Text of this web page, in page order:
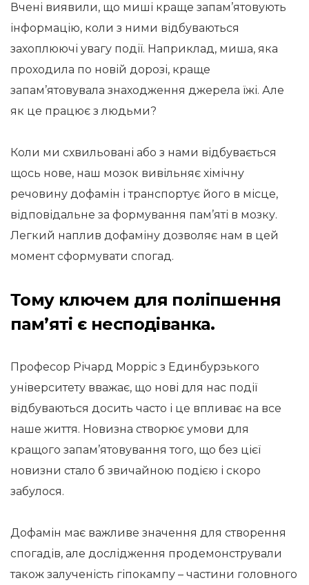
Вчені виявили, що миші краще запам’ятовують
інформацію, коли з ними відбуваються
захоплюючі увагу події. Наприклад, миша, яка
проходила по новій дорозі, краще
запам’ятовувала знаходження джерела їжі. Але
як це працює з людьми?
Коли ми схвильовані або з нами відбувається
щось нове, наш мозок вивільняє хімічну
речовину дофамін і транспортує його в місце,
відповідальне за формування пам’яті в мозку.
Легкий наплив дофаміну дозволяє нам в цей
момент сформувати спогад.
Тому ключем для поліпшення
пам’яті є несподіванка.
Професор Річард Морріс з Единбурзького
університету вважає, що нові для нас події
відбуваються досить часто і це впливає на все
наше життя. Новизна створює умови для
кращого запам’ятовування того, що без цієї
новизни стало б звичайною подією і скоро
забулося.
Дофамін має важливе значення для створення
спогадів, але дослідження продемонстрували
також залученість гіпокампу – частини головного